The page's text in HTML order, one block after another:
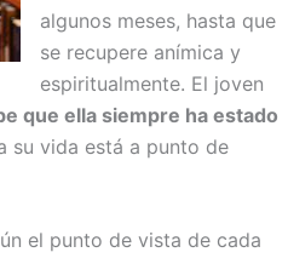
algunos meses, hasta que
se recupere anímica y
espiritualmente. El joven
que ella siempre ha estado
su vida está a punto de
el punto de vista de cada